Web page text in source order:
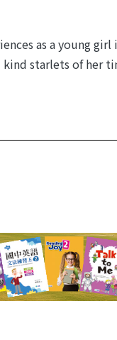
as a young
starlets of her